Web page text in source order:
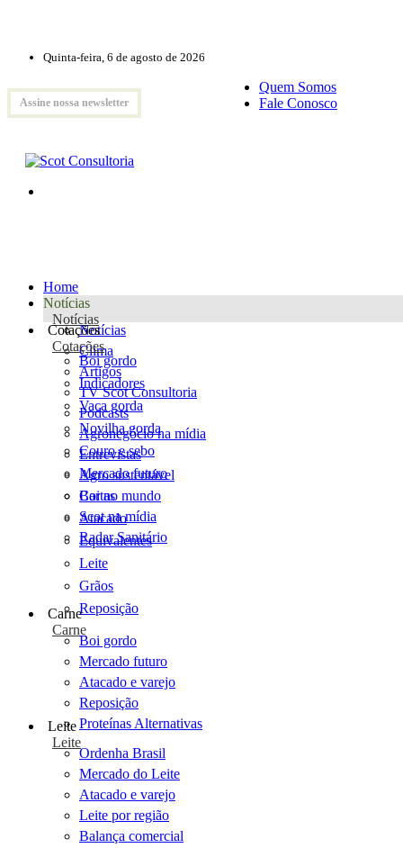
Quinta-feira, 6 de agosto de 2026
Assine nossa newsletter
Quem Somos
Fale Conosco
Home
Notícias
Notícias
Notícias
Clima
Artigos
TV Scot Consultoria
Podcasts
Agronegócio na mídia
Entrevistas
Agro sustentável
Cartas
Scot na mídia
Radar Sanitário
Cotações
Cotações
Boi gordo
Indicadores
Vaca gorda
Novilha gorda
Couro e sebo
Mercado futuro
Boi no mundo
Atacado
Equivalentes
Leite
Grãos
Reposição
Carne
Carne
Boi gordo
Mercado futuro
Atacado e varejo
Reposição
Proteínas Alternativas
Leite
Leite
Ordenha Brasil
Mercado do Leite
Atacado e varejo
Leite por região
Balança comercial